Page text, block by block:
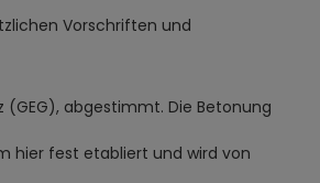
Vorschriften und
abgestimmt. Die Betonung
hier fest etabliert und wird von